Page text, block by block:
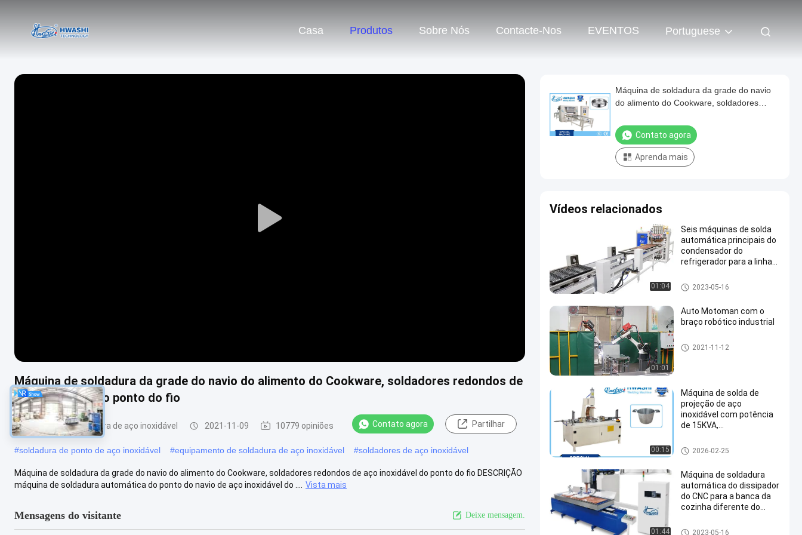
Casa Produtos Sobre Nós Contacte-Nos EVENTOS Portuguese
Play
Máquina de soldadura da grade do navio do alimento do Cookware, soldadores redondos de
aço inoxidável do ponto do fio
máquina de soldadura de aço inoxidável 2021-11-09 10779 opiniões Contato agora Partilhar
#soldadura de ponto de aço inoxidável #equipamento de soldadura de aço inoxidável #soldadores de aço inoxidável
Máquina de soldadura da grade do navio do alimento do Cookware, soldadores redondos de aço inoxidável do ponto do fio DESCRIÇÃO
máquina de soldadura automática do ponto do navio de aço inoxidável do ....
Vista mais
Mensagens do visitante Deixe mensagem.
Máquina de soldadura da grade do navio
do alimento do Cookware, soldadores
Contato agora
Aprenda mais
Vídeos relacionados
01:04
Seis máquinas de solda
automática principais do
condensador do
refrigerador para a linha
condensador
Máquina de solda de malha d
e arame
2023-05-16
01:01
Auto Motoman com o
braço robótico industrial
robôs de soldadura industriai
s
2021-11-12
00:15
Máquina de solda de
projeção de aço
inoxidável com potência
de 15KVA,
energia 8000J e
pressurização de 1500kg
sopa
máquina de soldadura de aço
inoxidável
2026-02-25
01:44
Máquina de soldadura
automática do dissipador
do CNC para a banca da
cozinha diferente do
máquina de soldadura do dis
2023-05-16